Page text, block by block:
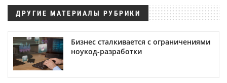
ДРУГИЕ МАТЕРИАЛЫ РУБРИКИ
Бизнес сталкивается с ограничениями
ноукод-разработки